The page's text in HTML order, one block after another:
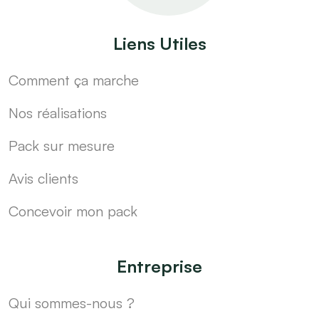
Liens Utiles
Comment ça marche
Nos réalisations
Pack sur mesure
Avis clients
Concevoir mon pack
Entreprise
Qui sommes-nous ?